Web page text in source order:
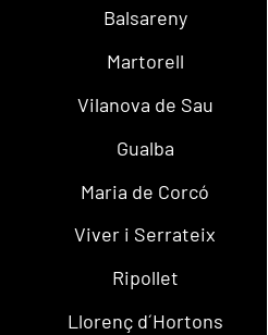
Balsareny
Martorell
Vilanova de Sau
Gualba
Maria de Corcó
Viver i Serrateix
Ripollet
Llorenç d´Hortons